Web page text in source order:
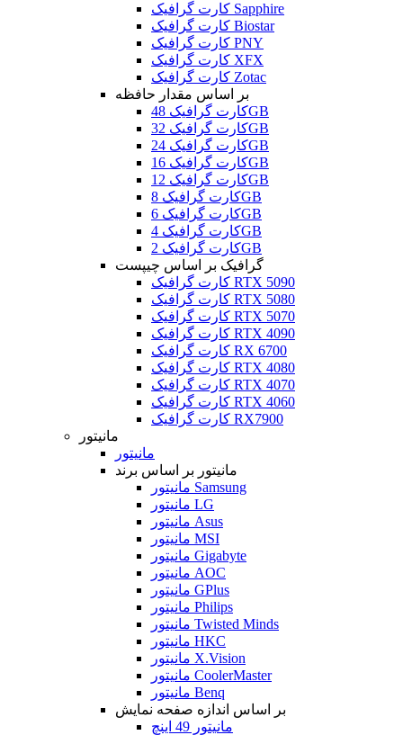
کارت گرافیک Sapphire
کارت گرافیک Biostar
کارت گرافیک PNY
کارت گرافیک XFX
کارت گرافیک Zotac
بر اساس مقدار حافظه
کارت گرافیک 48GB
کارت گرافیک 32GB
کارت گرافیک 24GB
کارت گرافیک 16GB
کارت گرافیک 12GB
کارت گرافیک 8GB
کارت گرافیک 6GB
کارت گرافیک 4GB
کارت گرافیک 2GB
گرافیک بر اساس چیپست
کارت گرافیک RTX 5090
کارت گرافیک RTX 5080
کارت گرافیک RTX 5070
کارت گرافیک RTX 4090
کارت گرافیک RX 6700
کارت گرافیک RTX 4080
کارت گرافیک RTX 4070
کارت گرافیک RTX 4060
کارت گرافیک RX7900
مانیتور
مانیتور
مانیتور بر اساس برند
مانیتور Samsung
مانیتور LG
مانیتور Asus
مانیتور MSI
مانیتور Gigabyte
مانیتور AOC
مانیتور GPlus
مانیتور Philips
مانیتور Twisted Minds
مانیتور HKC
مانیتور X.Vision
مانیتور CoolerMaster
مانیتور Benq
بر اساس اندازه صفحه نمایش
مانیتور 49 اینچ